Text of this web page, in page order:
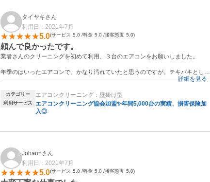
またリピートしたいと思います。
タイヤキさん
利用日：2021年7月
5.0 サービス 5.0 料金 5.0 接客態度 5.0
頼んで良かったです。
業者さんのクリーニングを初めて利用、３台のエアコンをお願いしました。
年季のはいったエアコンで、かなり汚れていたと思うのですが、テキパキとした
エアコンの外枠を外し、エアコンまわりを養生。
外枠はお風呂場で洗浄。
最後にキレイになったか、エアコン内部にライトを当てて確認し、汚水を見せて
もらいました。
汚水は外の側溝に捨ててくれました。
年季物のエアコンなので、恐ろしくてビフォーを見なかったのですが、見ておけ
詳細を見る
カテゴリー エアコンクリーニング：壁掛け型
利用サービス
エアコンクリーニング協会加盟✨年間5,000台の実績、損害保険加
入◎
Johannさん
利用日：2021年7月
5.0 サービス 5.0 料金 5.0 接客態度 5.0